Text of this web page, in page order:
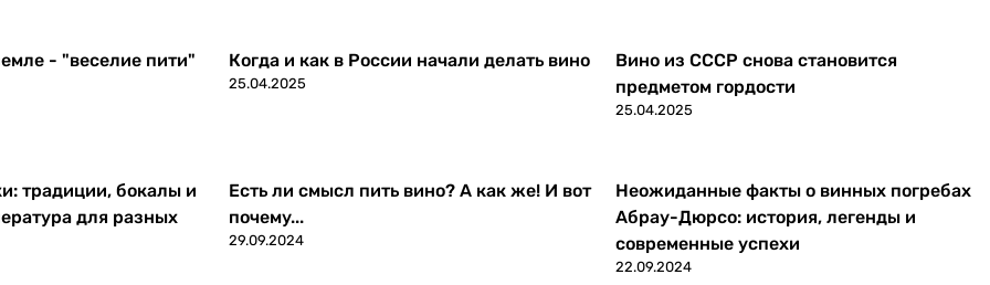
- "веселие пити" Когда и как в России начали делать вино
25.04.2025
Вино из СССР снова становится
предметом гордости
25.04.2025
традиции, бокалы и
для разных
Есть ли смысл пить вино? А как же! И вот
почему...
29.09.2024
Неожиданные факты о винных погребах
Абрау-Дюрсо: история, легенды и
современные успехи
22.09.2024